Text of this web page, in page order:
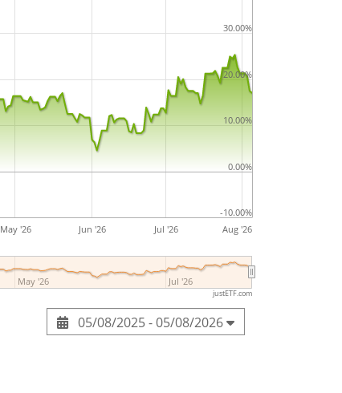
May '26 Jun '26 Jul '26 Aug '26
May '26 Jul '26
-10.00%
0.00%
10.00%
20.00%
30.00%
justETF.com
05/08/2025 - 05/08/2026